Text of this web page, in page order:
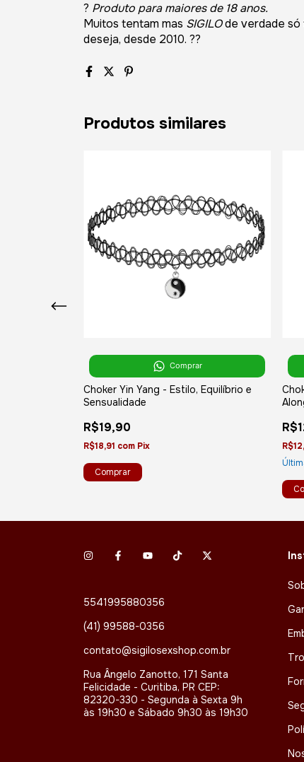
? Produto para maiores de 18 anos.
Muitos tentam mas SIGILOde verdade só
deseja, desde 2010. ??
Produtos similares
Comprar
Choker Yin Yang - Estilo, Equilíbrio e
Sensualidade
R$19,90
R$18,91 com Pix
5541995880356
(41) 99588-0356
contato@sigilosexshop.com.br
Rua Ângelo Zanotto, 171 Santa
Felicidade - Curitiba, PR CEP:
82320-330 - Segunda à Sexta 9h
às 19h30 e Sábado 9h30 às 19h30